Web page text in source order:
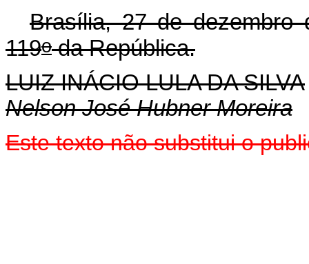
Brasília, 27 de dezembro
119oda República.
LUIZ INÁCIO LULA DA SILVA
Nelson José Hubner Moreira
Este texto não substitui o